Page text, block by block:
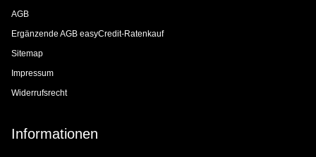
AGB
Ergänzende AGB easyCredit-Ratenkauf
Sitemap
Impressum
Widerrufsrecht
Informationen